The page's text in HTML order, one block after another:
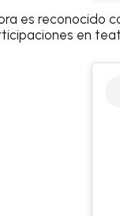
es reconocido
en